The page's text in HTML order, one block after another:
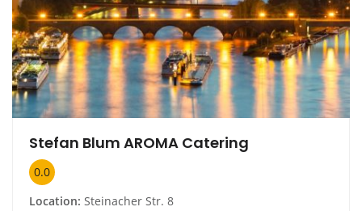
Stefan Blum AROMA Catering
0.0
Location: Steinacher Str. 8